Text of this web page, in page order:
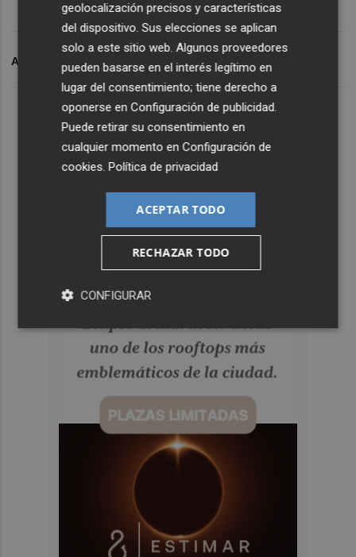
ARCHIVADO EN ONDA PARTICIPACIÓN CIUDADANA
geolocalización precisos y características
del dispositivo. Sus elecciones se aplican
solo a este sitio web. Algunos proveedores
pueden basarse en el interés legítimo en
lugar del consentimiento; tiene derecho a
oponerse enConfiguración de publicidad.
Puede retirar su consentimiento en
cualquier momento enConfiguración de
cookies.Política de privacidad
ACEPTAR TODO
RECHAZAR TODO
CONFIGURAR